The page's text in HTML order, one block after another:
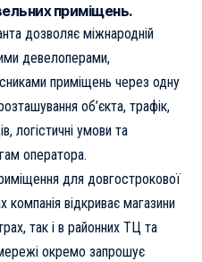
приміщень.
дозволяє міжнародній
девелоперами,
приміщень через одну
об’єкта, трафік,
логістичні умови та
оператора.
для довгострокової
відкриває магазини
так і в районних ТЦ та
окремо запрошує